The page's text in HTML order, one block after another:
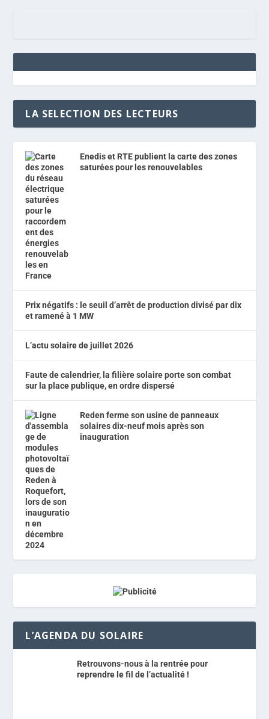
LA SELECTION DES LECTEURS
Enedis et RTE publient la carte des zones
saturées pour les renouvelables
Prix négatifs : le seuil d’arrêt de production divisé par dix
et ramené à 1 MW
L’actu solaire de juillet 2026
Faute de calendrier, la filière solaire porte son combat
sur la place publique, en ordre dispersé
Reden ferme son usine de panneaux
solaires dix-neuf mois après son
inauguration
L’AGENDA DU SOLAIRE
Retrouvons-nous à la rentrée pour
reprendre le fil de l’actualité !